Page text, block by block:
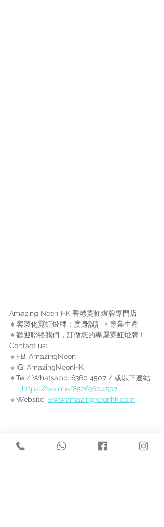
Amazing Neon HK 香港霓虹燈牌專門店
🔸客製化霓虹燈牌：度身設計 + 專業生產
🔹歡迎聯絡我們，訂做您的專屬霓虹燈牌！
Contact us:
🔸FB: AmazingNeon
🔹IG: AmazingNeonHK
🔸Tel/ Whatsapp: 6360 4507 / 或以下連結
https://wa.me/85263604507
🔹Website: www.amazingneonhk.com